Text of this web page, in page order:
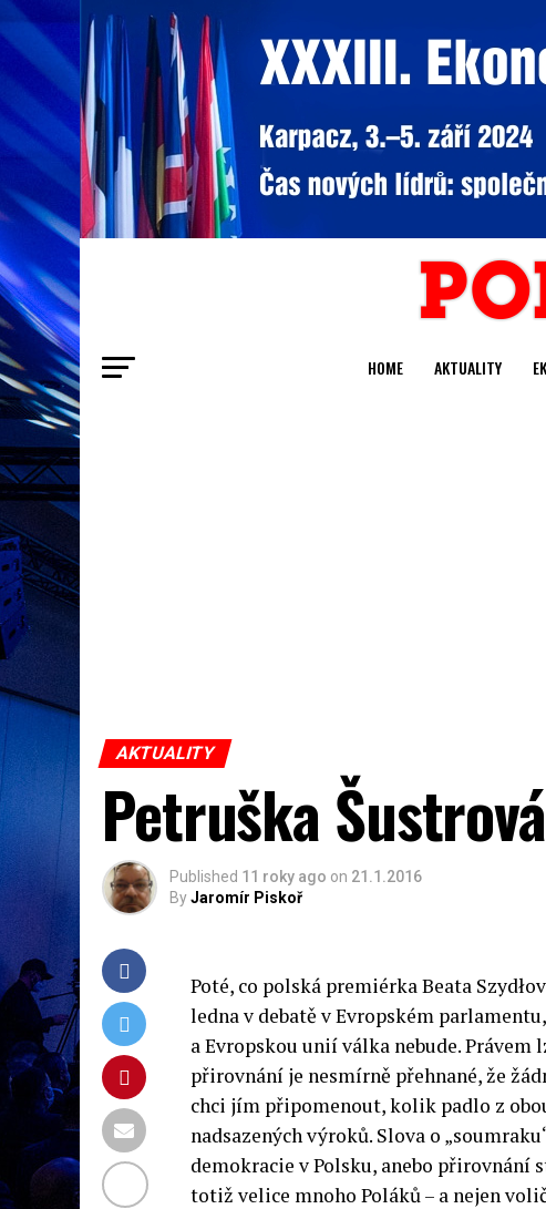
HOME AKTUALITY
AKTUALITY
Petruška
Published 11 roky ago on 21.1.2016
ByJaromír Piskoř
Poté, co polská premiérka Beata
ledna v debatě v Evropském
a Evropskou unií válka nebude. Právem
přirovnání je nesmírně přehnané, že
chci jím připomenout, kolik padlo z
nadsazených výroků. Slova o
demokracie v Polsku, anebo přirovnání
totiž velice mnoho Poláků – a nejen